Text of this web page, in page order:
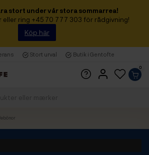
stort under vår stora sommarrea!
ring +45 70 777 303 för rådgivning!
Köp här
Stort urval Butik i Gentofte
0